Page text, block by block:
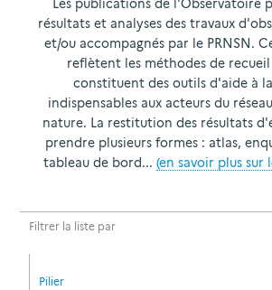
Les publications de l'Observatoire
résultats et analyses des travaux
et/ou accompagnés par le PRNSN.
reflètent les méthodes de
constituent des outils d'aide à
indispensables aux acteurs du
nature. La restitution des résultats
prendre plusieurs formes : atlas,
tableau de bord... (en savoir plus sur
Filtrer la liste par
Pilier